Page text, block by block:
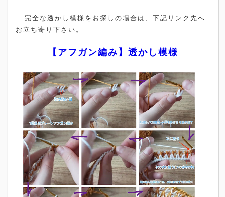
完全な透かし模様をお探しの場合は、下記リンク先へ
お立ち寄り下さい。
【アフガン編み】透かし模様